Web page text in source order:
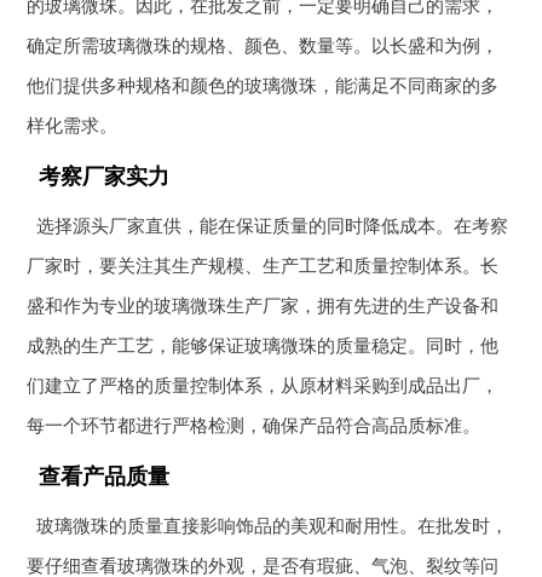
的玻璃微珠。因此，在批发之前，一定要明确自己的需求，
确定所需玻璃微珠的规格、颜色、数量等。以长盛和为例，
他们提供多种规格和颜色的玻璃微珠，能满足不同商家的多
样化需求。
考察厂家实力
选择源头厂家直供，能在保证质量的同时降低成本。在考察
厂家时，要关注其生产规模、生产工艺和质量控制体系。长
盛和作为专业的玻璃微珠生产厂家，拥有先进的生产设备和
成熟的生产工艺，能够保证玻璃微珠的质量稳定。同时，他
们建立了严格的质量控制体系，从原材料采购到成品出厂，
每一个环节都进行严格检测，确保产品符合高品质标准。
查看产品质量
玻璃微珠的质量直接影响饰品的美观和耐用性。在批发时，
要仔细查看玻璃微珠的外观，是否有瑕疵、气泡、裂纹等问